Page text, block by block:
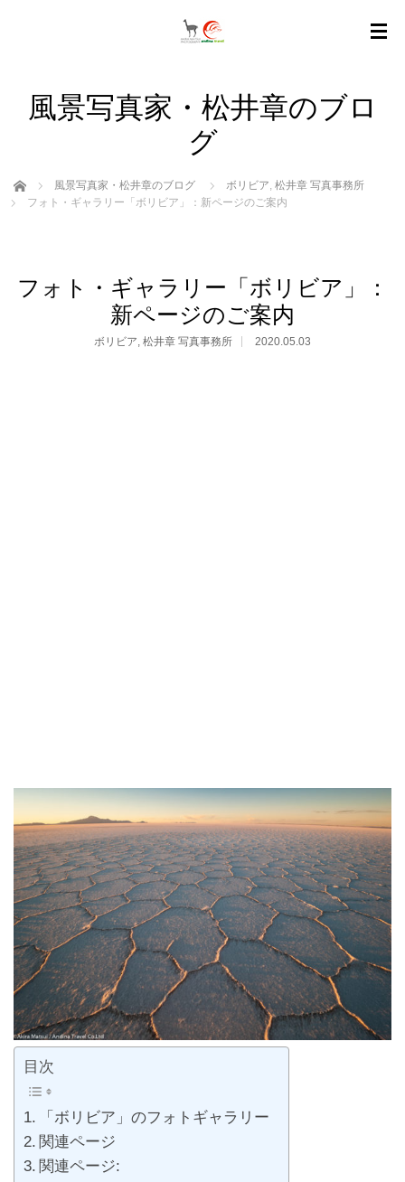
風景写真家・松井章のブロ
グ
ホーム 風景写真家・松井章のブログ ボリビア, 松井章 写真事務所
フォト・ギャラリー「ボリビア」：新ページのご案内
フォト・ギャラリー「ボリビア」：
新ページのご案内
ボリビア, 松井章 写真事務所 2020.05.03
目次
「ボリビア」のフォトギャラリー
関連ページ
関連ページ: